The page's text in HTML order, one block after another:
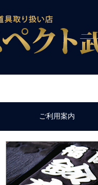
ご利用案内